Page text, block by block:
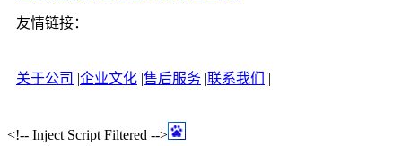
友情链接：
关于公司 |企业文化 |售后服务 |联系我们 |
<!-- Inject Script Filtered -->